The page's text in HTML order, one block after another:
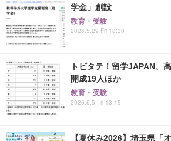
学金」創設
教育・受験
2026.5.29 Fri 18:30
トビタテ！留学JAPAN、
開成19人ほか
教育・受験
2026.6.5 Fri 13:15
【夏休み2026】埼玉県「